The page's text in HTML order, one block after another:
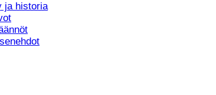
ja historia